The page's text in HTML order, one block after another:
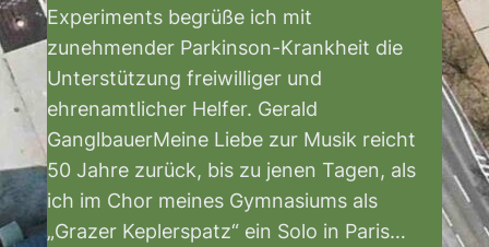
Experiments begrüße ich mit
zunehmender Parkinson-Krankheit die
Unterstützung freiwilliger und
ehrenamtlicher Helfer. Gerald
GanglbauerMeine Liebe zur Musik reicht
50 Jahre zurück, bis zu jenen Tagen, als
ich im Chor meines Gymnasiums als
„Grazer Keplerspatz“ ein Solo in Paris…